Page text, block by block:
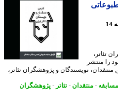
منتشر
نویسندگان و پژوهشگران تئاتر،
-منتقدان- تئاتر -پژوهشگران